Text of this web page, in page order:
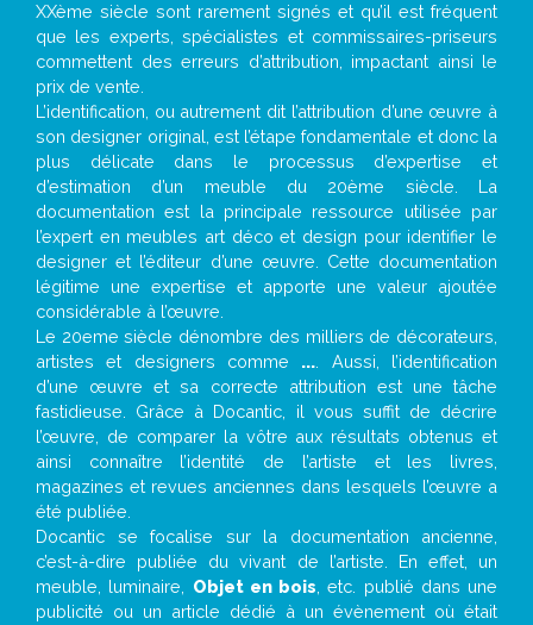
XXème siècle sont rarement signés et qu’il est fréquent
que les experts, spécialistes et commissaires-priseurs
commettent des erreurs d’attribution, impactant ainsi le
prix de vente.
L’identification, ou autrement dit l’attribution d’une œuvre à
son designer original, est l’étape fondamentale et donc la
plus délicate dans le processus d’expertise et
d’estimation d’un meuble du 20ème siècle. La
documentation est la principale ressource utilisée par
l’expert en meubles art déco et design pour identifier le
designer et l’éditeur d’une œuvre. Cette documentation
légitime une expertise et apporte une valeur ajoutée
considérable à l’œuvre.
Le 20eme siècle dénombre des milliers de décorateurs,
artistes et designers comme ... . Aussi, l’identification
d’une œuvre et sa correcte attribution est une tâche
fastidieuse. Grâce à Docantic, il vous suffit de décrire
l’œuvre, de comparer la vôtre aux résultats obtenus et
ainsi connaître l’identité de l’artiste et les livres,
magazines et revues anciennes dans lesquels l’œuvre a
été publiée.
Docantic se focalise sur la documentation ancienne,
c’est-à-dire publiée du vivant de l’artiste. En effet, un
meuble, luminaire, Objet en bois , etc. publié dans une
publicité ou un article dédié à un évènement où était